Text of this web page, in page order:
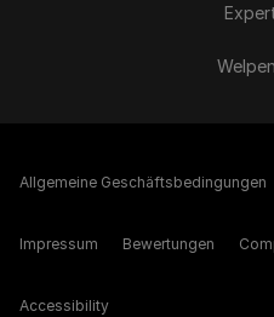
Allgemeine Geschäftsbedingungen
Impressum Bewertungen
Accessibility